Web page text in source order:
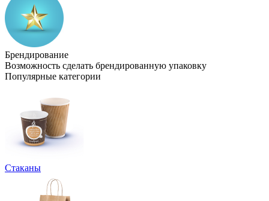
Брендирование
Возможность сделать брендированную упаковку
Популярные категории
Стаканы